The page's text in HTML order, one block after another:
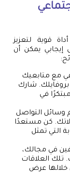
قوية لتعزيز
يمكن أن
مع متابعيك
شارك
في
وسائل التواصل
كن مستعدًا
التي تمثل
في مجالك،
العلاقات
خلالها عرض